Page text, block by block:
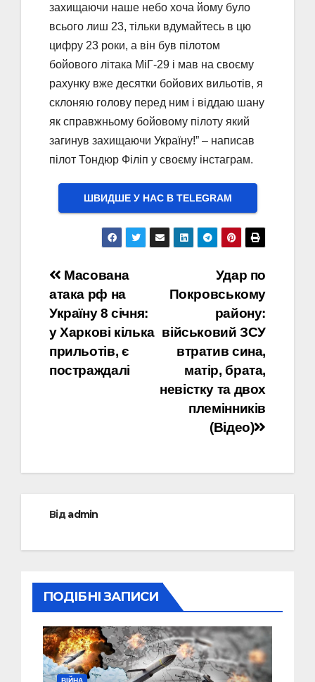
захищаючи наше небо хоча йому було
всього лиш 23, тільки вдумайтесь в цю
цифру 23 роки, а він був пілотом
бойового літака МіГ-29 і мав на своєму
рахунку вже десятки бойових вильотів, я
склоняю голову перед ним і віддаю шану
як справжньому бойовому пілоту який
загинув захищаючи Україну!” – написав
пілот Тондюр Філіп у своєму інстаграм.
ШВИДШЕ У НАС В ТELEGRAM
Навігація
записів
Удар по
Покровському
району:
військовий ЗСУ
втратив сина,
матір, брата,
невістку та двох
племінників
(Відео)
Масована
атака рф на
Україну 8 січня:
у Харкові кілька
прильотів, є
постраждалі
Відadmin
ПОДІБНІ ЗАПИСИ
ВІЙНА